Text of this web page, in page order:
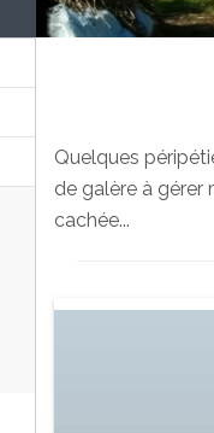
Quelques
de galère à gérer
cachée...